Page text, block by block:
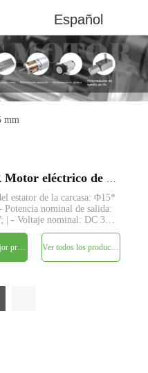
Español
mm
estator de la carcasa: Φ15*
nominal de salida:
| - Voltaje nominal: DC 3V
nominal: hasta 10 gf-cm; | -
longitud personalizada; | -
sin núcleo de imán
Ver todos los productos